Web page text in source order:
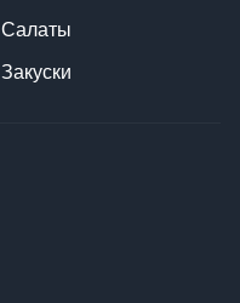
Салаты
Закуски